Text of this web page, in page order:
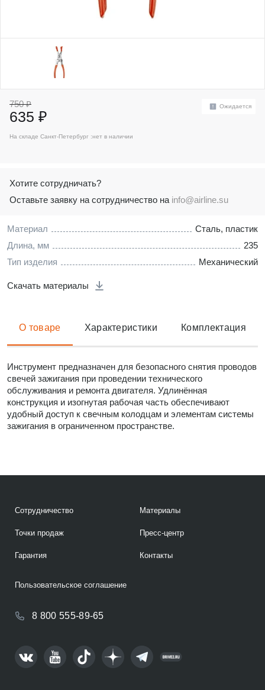
Материал
Сталь, пластик
Длина, мм
235
Тип изделия
Механический
Скачать материалы
750 ₽
635 ₽
Ожидается
На складе Санкт-Петербург :нет в наличии
Хотите сотрудничать?
Оставьте заявку на сотрудничество на info@airline.su
О товаре Характеристики Комплектация
Инструмент предназначен для безопасного снятия проводов
свечей зажигания при проведении технического
обслуживания и ремонта двигателя. Удлинённая
конструкция и изогнутая рабочая часть обеспечивают
удобный доступ к свечным колодцам и элементам системы
зажигания в ограниченном пространстве.
Сотрудничество
Точки продаж
Гарантия
Материалы
Пресс-центр
Контакты
8 800 555-89-65
Пользовательское соглашение